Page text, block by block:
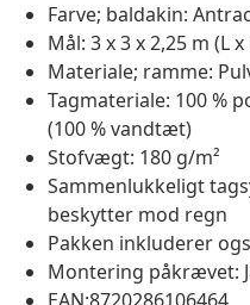
Farve; baldakin:
Mål: 3 x 3 x 2,25 m (L x
Materiale; ramme:
Tagmateriale: 100 %
(100 % vandtæt)
Stofvægt: 180 g/m²
Sammenlukkeligt
beskytter mod regn
Pakken inkluderer
Montering påkrævet: